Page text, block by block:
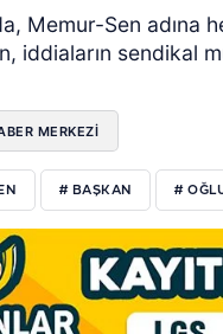
Memur-Sen adına
iddiaların sendikal
MERKEZİ
# BAŞKAN #